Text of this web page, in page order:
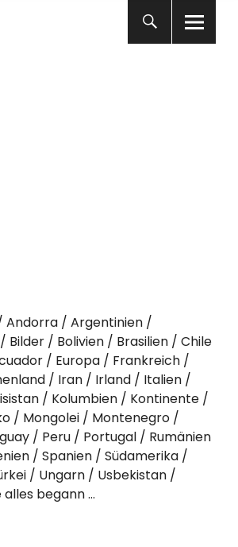
Andorra
Argentinien
Bilder Bolivien Brasilien
Chile
Europa
Frankreich
Iran Irland
Italien
Kolumbien
Kontinente
Mongolei
Montenegro
Peru Portugal
Rumänien
Spanien
Südamerika
Ungarn
Usbekistan
alles begann …